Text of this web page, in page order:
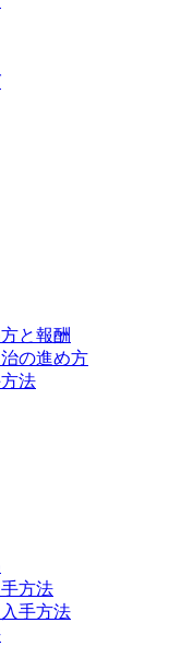
と報酬
の進め方
法
方法
手方法